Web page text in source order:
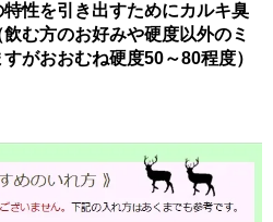
性を引き出すためにカルキ臭
む方のお好みや硬度以外のミ
がおおむね硬度50～80程度）